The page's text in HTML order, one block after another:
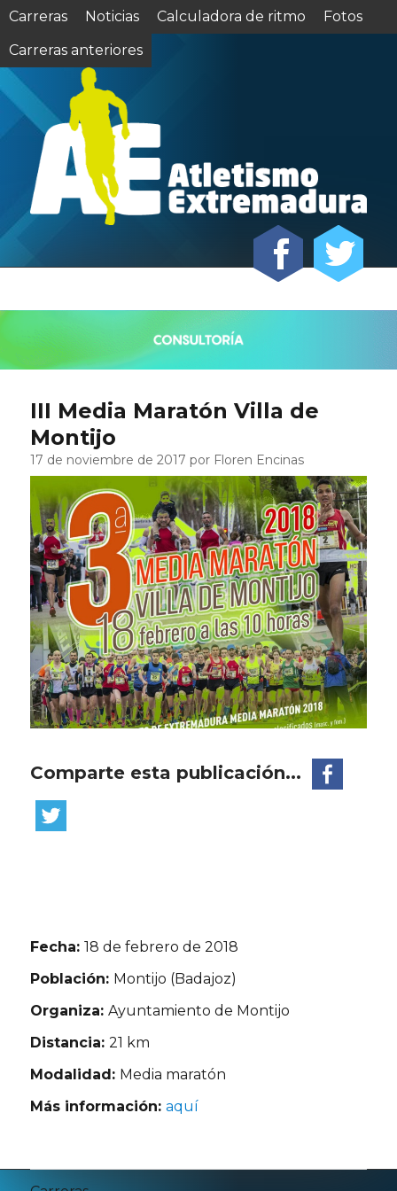
Carreras Noticias Calculadora de ritmo
Fotos
Carreras anteriores
III Media Maratón Villa de
Montijo
17 de noviembre de 2017 por Floren Encinas
Comparte esta publicación...
Fecha:18 de febrero de 2018
Población: Montijo (Badajoz)
Organiza:Ayuntamiento de Montijo
Distancia:21 km
Modalidad: Media maratón
Más información:aquí